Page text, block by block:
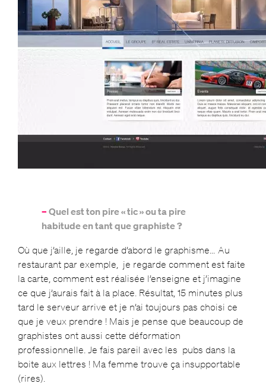
– Quel est ton pire « tic » ou ta pire
habitude en tant que graphiste ?
Où que j’aille, je regarde d’abord le graphisme… Au
restaurant par exemple, je regarde comment est faite
la carte, comment est réalisée l’enseigne et j’imagine
ce que j’aurais fait à la place. Résultat, 15 minutes plus
tard le serveur arrive et je n’ai toujours pas choisi ce
que je veux prendre ! Mais je pense que beaucoup de
graphistes ont aussi cette déformation
professionnelle. Je fais pareil avec les pubs dans la
boite aux lettres ! Ma femme trouve ça insupportable
(rires).